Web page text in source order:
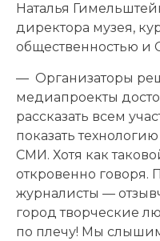
Наталья
директора музея,
общественностью и
— Организаторы
медиапроекты
рассказать всем
показать
СМИ. Хотя как
откровенно говоря.
журналисты —
город творческие
по плечу! Мы